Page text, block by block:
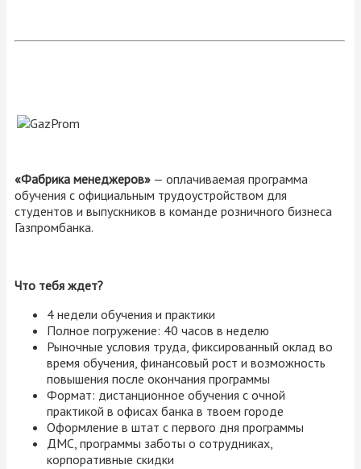
«Фабрика менеджеров» — оплачиваемая программа
обучения с официальным трудоустройством для
студентов и выпускников в команде розничного бизнеса
Газпромбанка.
Что тебя ждет?
4 недели обучения и практики
Полное погружение: 40 часов в неделю
Рыночные условия труда, фиксированный оклад во
время обучения, финансовый рост и возможность
повышения после окончания программы
Формат: дистанционное обучения с очной
практикой в офисах банка в твоем городе
Оформление в штат с первого дня программы
ДМС, программы заботы о сотрудниках,
корпоративные скидки